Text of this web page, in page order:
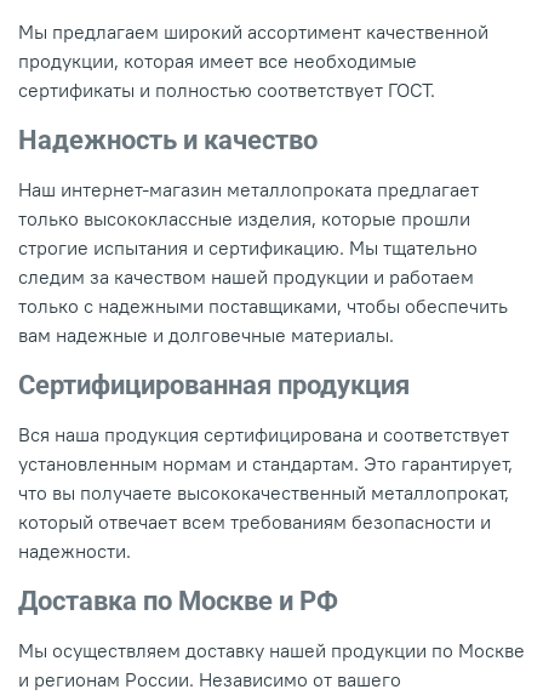
Мы предлагаем широкий ассортимент качественной
продукции, которая имеет все необходимые
сертификаты и полностью соответствует ГОСТ.
Надежность и качество
Наш интернет-магазин металлопроката предлагает
только высококлассные изделия, которые прошли
строгие испытания и сертификацию. Мы тщательно
следим за качеством нашей продукции и работаем
только с надежными поставщиками, чтобы обеспечить
вам надежные и долговечные материалы.
Сертифицированная продукция
Вся наша продукция сертифицирована и соответствует
установленным нормам и стандартам. Это гарантирует,
что вы получаете высококачественный металлопрокат,
который отвечает всем требованиям безопасности и
надежности.
Доставка по Москве и РФ
Мы осуществляем доставку нашей продукции по Москве
и регионам России. Независимо от вашего